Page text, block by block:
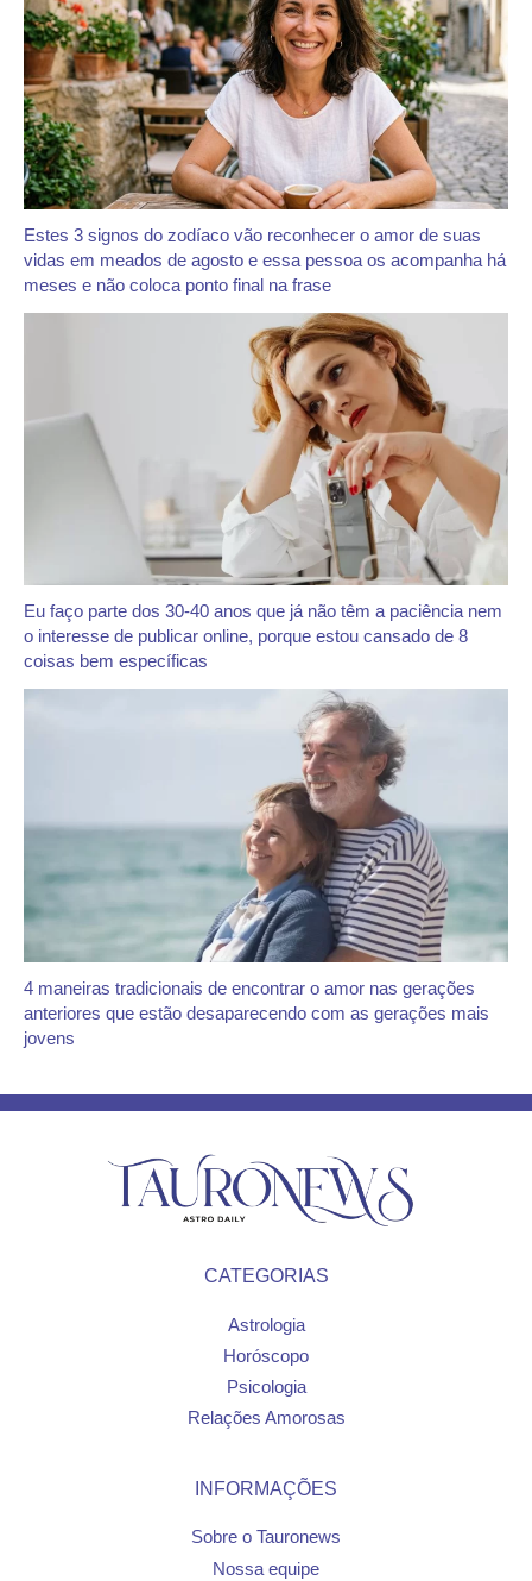
Estes 3 signos do zodíaco vão reconhecer o amor de suas
vidas em meados de agosto e essa pessoa os acompanha há
meses e não coloca ponto final na frase
Eu faço parte dos 30-40 anos que já não têm a paciência nem
o interesse de publicar online, porque estou cansado de 8
coisas bem específicas
4 maneiras tradicionais de encontrar o amor nas gerações
anteriores que estão desaparecendo com as gerações mais
jovens
CATEGORIAS
Astrologia
Horóscopo
Psicologia
Relações Amorosas
INFORMAÇÕES
Sobre o Tauronews
Nossa equipe